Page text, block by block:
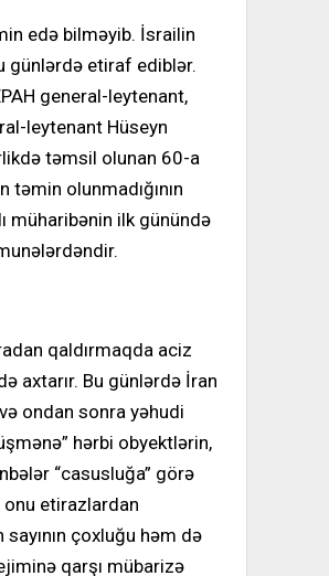
edə bilməyib. İsrailin
günlərdə etiraf ediblər.
general-leytenant,
leytenant Hüseyn
təmsil olunan 60-a
olunmadığının
müharibənin ilk günündə
qaldırmaqda aciz
axtarır. Bu günlərdə İran
ondan sonra yəhudi
hərbi obyektlərin,
“casusluğa” görə
onu etirazlardan
çoxluğu həm də
qarşı mübarizə